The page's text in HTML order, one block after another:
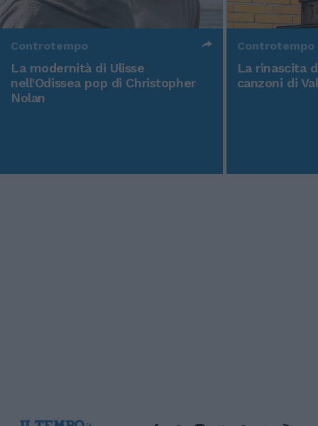
Controtempo
La modernità di Ulisse
nell'Odissea pop di Christopher
Nolan
Controtempo
La rinascita
canzoni di